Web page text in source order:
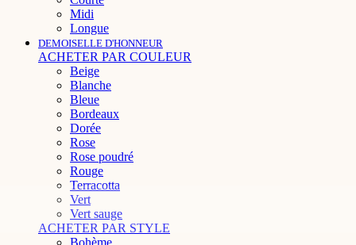
Midi
Longue
DEMOISELLE D'HONNEUR
ACHETER PAR COULEUR
Beige
Blanche
Bleue
Bordeaux
Dorée
Rose
Rose poudré
Rouge
Terracotta
Vert
Vert sauge
ACHETER PAR STYLE
Bohème